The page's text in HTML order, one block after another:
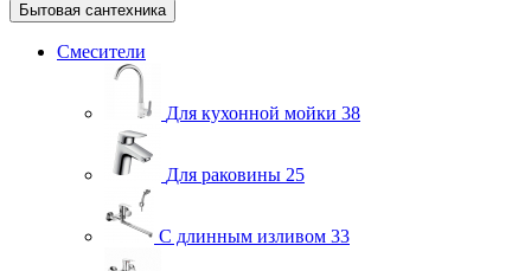
Бытовая сантехника
Смесители
Для кухонной мойки 38
Для раковины 25
С длинным изливом 33